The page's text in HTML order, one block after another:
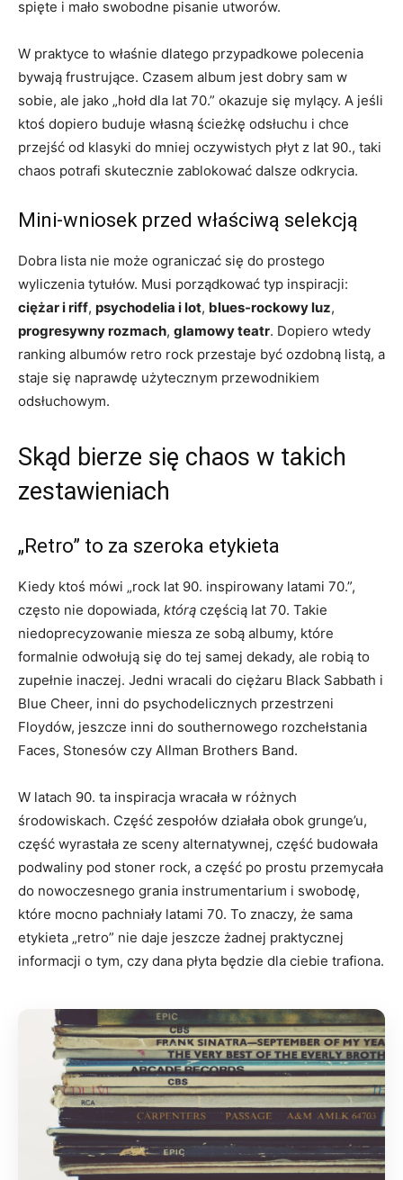
spięte i mało swobodne pisanie utworów.
W praktyce to właśnie dlatego przypadkowe polecenia
bywają frustrujące. Czasem album jest dobry sam w
sobie, ale jako „hołd dla lat 70.” okazuje się mylący. A jeśli
ktoś dopiero buduje własną ścieżkę odsłuchu i chce
przejść od klasyki do mniej oczywistych płyt z lat 90., taki
chaos potrafi skutecznie zablokować dalsze odkrycia.
Mini-wniosek przed właściwą selekcją
Dobra lista nie może ograniczać się do prostego
wyliczenia tytułów. Musi porządkować typ inspiracji:
ciężar i riff, psychodelia i lot, blues-rockowy luz,
progresywny rozmach, glamowy teatr. Dopiero wtedy
ranking albumów retro rock przestaje być ozdobną listą, a
staje się naprawdę użytecznym przewodnikiem
odsłuchowym.
Skąd bierze się chaos w takich
zestawieniach
„Retro” to za szeroka etykieta
Kiedy ktoś mówi „rock lat 90. inspirowany latami 70.”,
często nie dopowiada, którą częścią lat 70. Takie
niedoprecyzowanie miesza ze sobą albumy, które
formalnie odwołują się do tej samej dekady, ale robią to
zupełnie inaczej. Jedni wracali do ciężaru Black Sabbath i
Blue Cheer, inni do psychodelicznych przestrzeni
Floydów, jeszcze inni do southernowego rozchełstania
Faces, Stonesów czy Allman Brothers Band.
W latach 90. ta inspiracja wracała w różnych
środowiskach. Część zespołów działała obok grunge’u,
część wyrastała ze sceny alternatywnej, część budowała
podwaliny pod stoner rock, a część po prostu przemycała
do nowoczesnego grania instrumentarium i swobodę,
które mocno pachniały latami 70. To znaczy, że sama
etykieta „retro” nie daje jeszcze żadnej praktycznej
informacji o tym, czy dana płyta będzie dla ciebie trafiona.